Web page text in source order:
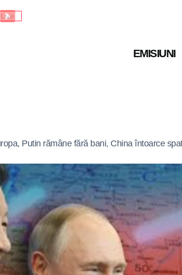
Live
EMISIUNI
Putin rămâne fără bani, China întoarce